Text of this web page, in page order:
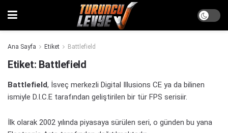
Ana Sayfa Etiket Battlefield
Etiket: Battlefield
Battlefield, İsveç merkezli Digital Illusions CE ya da bilinen
ismiyle D.I.C.E tarafından geliştirilen bir tür FPS serisiir.
İlk olarak 2002 yılında piyasaya sürülen seri, o günden bu yana